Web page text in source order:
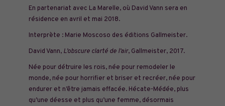
En partenariat avec La Marelle, où David Vann sera en
résidence en avril et mai 2018.
Interprète : Marie Moscoso des éditions Gallmeister.
David Vann, L’obscure clarté de l’air, Gallmeister, 2017.
Née pour détruire les rois, née pour remodeler le
monde, née pour horrifier et briser et recréer, née pour
endurer et n’être jamais effacée. Hécate-Médée, plus
qu’une déesse et plus qu’une femme, désormais